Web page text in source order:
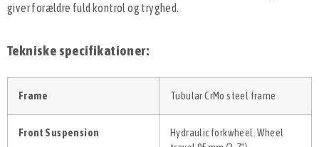
giver forældre fuld kontrol og tryghed.
Tekniske specifikationer:
Frame Tubular CrMo steel frame
Front Suspension
Hydraulic forkwheel. Wheel